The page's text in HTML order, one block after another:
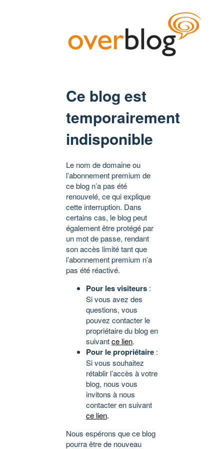
Ce blog est
temporairement
indisponible
Le nom de domaine ou
l’abonnement premium de
ce blog n’a pas été
renouvelé, ce qui explique
cette interruption. Dans
certains cas, le blog peut
également être protégé par
un mot de passe, rendant
son accès limité tant que
l’abonnement premium n’a
pas été réactivé.
Pour les visiteurs :
Si vous avez des
questions, vous
pouvez contacter le
propriétaire du blog en
suivantce lien.
Pour le propriétaire :
Si vous souhaitez
rétablir l’accès à votre
blog, nous vous
invitons à nous
contacter en suivant
ce lien.
Nous espérons que ce blog
pourra être de nouveau